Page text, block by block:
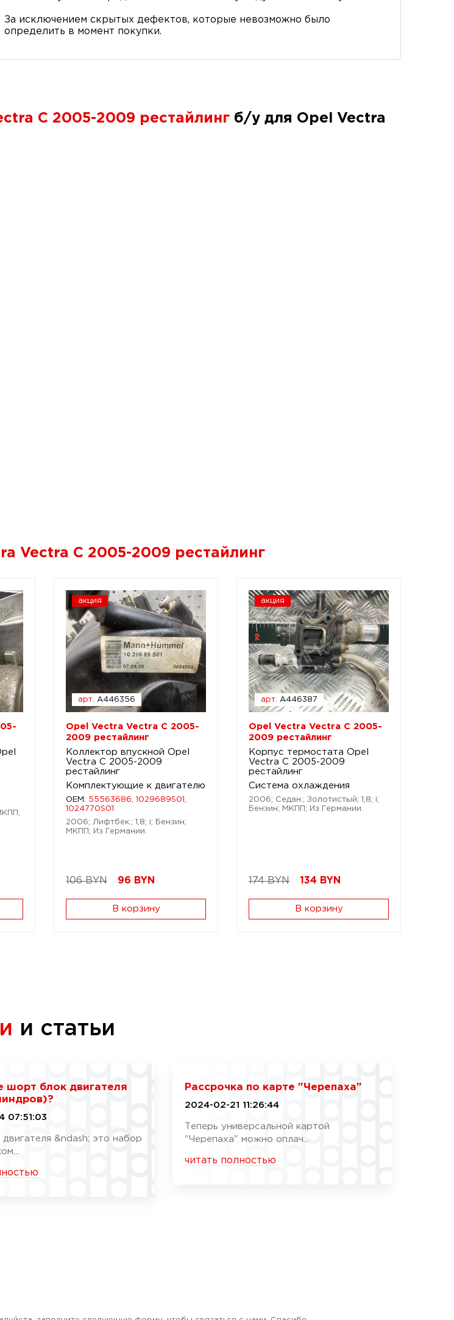
За исключением скрытых дефектов, которые невозможно было
определить в момент покупки.
C 2005-2009 рестайлинг б/у для Opel Vectra
Vectra C 2005-2009 рестайлинг
акция
арт. A446356
Opel Vectra Vectra C 2005-
2009 рестайлинг
Коллектор впускной Opel
Vectra C 2005-2009
рестайлинг
Комплектующие к двигателю
OEM: 55563686, 1029689S01,
1024770S01
2006; Лифтбек.; 1,8; i; Бензин;
МКПП; Из Германии.
106 BYN 96 BYN
В корзину
акция
арт. A446387
Opel Vectra Vectra C 2005-
2009 рестайлинг
Корпус термостата Opel
Vectra C 2005-2009
рестайлинг
Система охлаждения
2006; Седан.; Золотистый; 1,8; i;
Бензин; МКПП; Из Германии.
174 BYN 134 BYN
В корзину
и статьи
шорт блок двигателя
07:51:03
&ndash; это набор
Рассрочка по карте "Черепаха"
2024-02-21 11:26:44
Теперь универсальной картой
"Черепаха" можно оплач...
читать полностью